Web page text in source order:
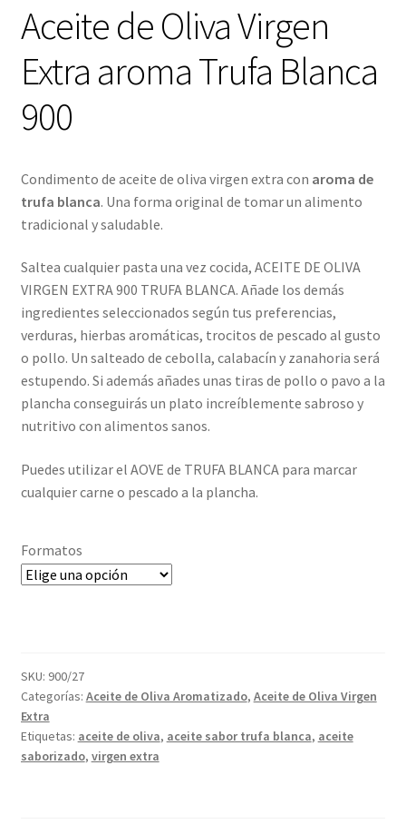
Aceite de Oliva Virgen
Extra aroma Trufa Blanca
900
Condimento de aceite de oliva virgen extra con aroma de
trufa blanca. Una forma original de tomar un alimento
tradicional y saludable.
Saltea cualquier pasta una vez cocida, ACEITE DE OLIVA
VIRGEN EXTRA 900 TRUFA BLANCA. Añade los demás
ingredientes seleccionados según tus preferencias,
verduras, hierbas aromáticas, trocitos de pescado al gusto
o pollo. Un salteado de cebolla, calabacín y zanahoria será
estupendo. Si además añades unas tiras de pollo o pavo a la
plancha conseguirás un plato increíblemente sabroso y
nutritivo con alimentos sanos.
Puedes utilizar el AOVE de TRUFA BLANCA para marcar
cualquier carne o pescado a la plancha.
Formatos
SKU: 900/27
Categorías: Aceite de Oliva Aromatizado, Aceite de Oliva Virgen
Extra
Etiquetas: aceite de oliva, aceite sabor trufa blanca, aceite
saborizado, virgen extra